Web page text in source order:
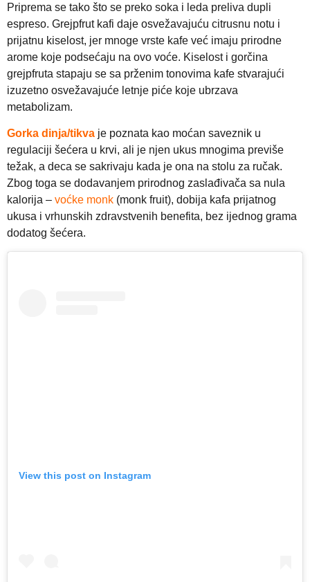
Priprema se tako što se preko soka i leda preliva dupli
espreso. Grejpfrut kafi daje osvežavajuću citrusnu notu i
prijatnu kiselost, jer mnoge vrste kafe već imaju prirodne
arome koje podsećaju na ovo voće. Kiselost i gorčina
grejpfruta stapaju se sa prženim tonovima kafe stvarajući
izuzetno osvežavajuće letnje piće koje ubrzava
metabolizam.
Gorka dinja/tikva je poznata kao moćan saveznik u
regulaciji šećera u krvi, ali je njen ukus mnogima previše
težak, a deca se sakrivaju kada je ona na stolu za ručak.
Zbog toga se dodavanjem prirodnog zaslađivača sa nula
kalorija – voćke monk (monk fruit), dobija kafa prijatnog
ukusa i vrhunskih zdravstvenih benefita, bez ijednog grama
dodatog šećera.
View this post on Instagram